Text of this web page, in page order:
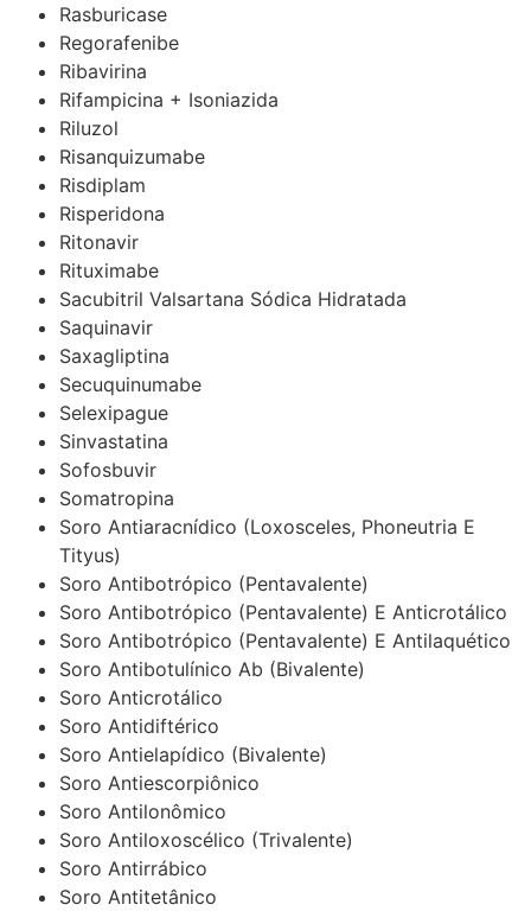
Rasburicase
Regorafenibe
Ribavirina
Rifampicina + Isoniazida
Riluzol
Risanquizumabe
Risdiplam
Risperidona
Ritonavir
Rituximabe
Sacubitril Valsartana Sódica Hidratada
Saquinavir
Saxagliptina
Secuquinumabe
Selexipague
Sinvastatina
Sofosbuvir
Somatropina
Soro Antiaracnídico (Loxosceles, Phoneutria E
Tityus)
Soro Antibotrópico (Pentavalente)
Soro Antibotrópico (Pentavalente) E Anticrotálico
Soro Antibotrópico (Pentavalente) E Antilaquético
Soro Antibotulínico Ab (Bivalente)
Soro Anticrotálico
Soro Antidiftérico
Soro Antielapídico (Bivalente)
Soro Antiescorpiônico
Soro Antilonômico
Soro Antiloxoscélico (Trivalente)
Soro Antirrábico
Soro Antitetânico